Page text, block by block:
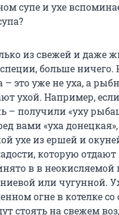
супе и ухе
из свежей и даже
больше ничего.
– это уже не уха, а
ухой. Например,
– получили «уху
вами «уха донецкая»,
ухе из ершей и
которую отдают
в в неокисляемой
или чугунной.
огне в котелке со
стоять на свежем